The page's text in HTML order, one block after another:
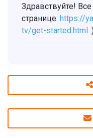
Здравствуйте!
странице: https://
tv/get-started.html